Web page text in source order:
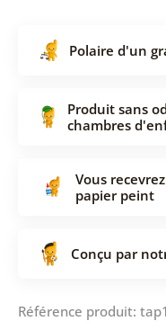
Polaire d'un
Produit sans
chambres
Vous
papier peint
Conçu par
Référence produit: